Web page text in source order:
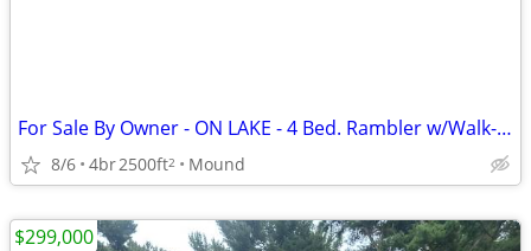
For Sale By Owner - ON LAKE - 4 Bed. Rambler w/Walk-Out Bsmnt.
8/6 4br2500ft2 Mound
$299,000